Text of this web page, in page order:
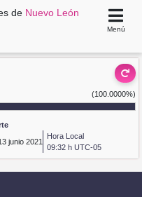
de Nuevo León
Menú
(100.0000%)
junio 2021
Hora Local
09:32 h UTC-05